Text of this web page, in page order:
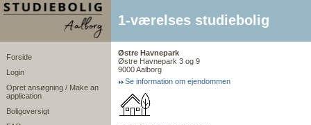
1-værelses studiebolig
Forside
Login
Opret ansøgning / Make an
application
Boligoversigt
Østre Havnepark
Østre Havnepark 3 og 9
9000 Aalborg
Se information om ejendommen